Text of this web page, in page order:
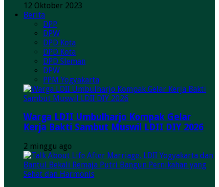
12 Oktober 2023
Berita
DPP
DPW
DPD Kota
DPD Kota
DPD Sleman
DPW
PPM Yogyakarta
Warga LDII Umbulharjo Kompak Gelar
Kerja Bakti Sambut Muswil LDII DIY 2026
2 minggu ago